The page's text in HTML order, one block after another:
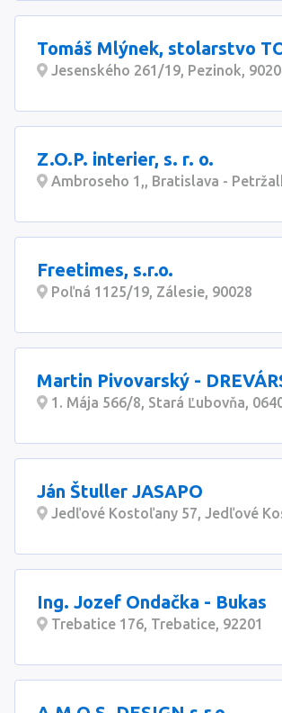
Tomáš Mlýnek, stolarstvo
Jesenského 261/19, Pezinok,
Z.O.P. interier, s. r. o.
Ambroseho 1,, Bratislava -
Freetimes, s.r.o.
Poľná 1125/19, Zálesie, 90028
Martin Pivovarský -
1. Mája 566/8, Stará Ľubovňa,
Ján Štuller JASAPO
Jedľové Kostoľany 57, Jedľové
Ing. Jozef Ondačka - Bukas
Trebatice 176, Trebatice, 92201